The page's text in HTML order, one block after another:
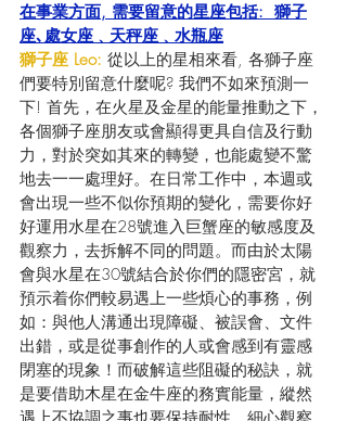
在事業方面, 需要留意的星座包括:  獅子
座､處女座﹑天秤座﹑水瓶座
獅子座 Leo: 從以上的星相來看, 各獅子座
們要特別留意什麼呢? 我們不如來預測一
下! 首先，在火星及金星的能量推動之下，
各個獅子座朋友或會顯得更具自信及行動
力，對於突如其來的轉變，也能處變不驚
地去一一處理好。在日常工作中，本週或
會出現一些不似你預期的變化，需要你好
好運用水星在28號進入巨蟹座的敏感度及
觀察力，去拆解不同的問題。而由於太陽
會與水星在30號結合於你們的隱密宮，就
預示着你們較易遇上一些煩心的事務，例
如：與他人溝通出現障礙、被誤會、文件
出錯，或是從事創作的人或會感到有靈感
閉塞的現象！而破解這些阻礙的秘訣，就
是要借助木星在金牛座的務實能量，縱然